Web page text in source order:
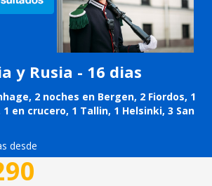
y Rusia - 16 dias
2 noches en Bergen, 2 Fiordos, 1
en crucero, 1 Tallin, 1 Helsinki, 3 San
desde